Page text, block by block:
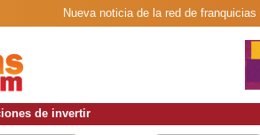
Nueva noticia de la red de
de invertir